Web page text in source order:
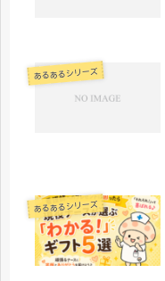
あるあるシリーズ
あるあるシリーズ